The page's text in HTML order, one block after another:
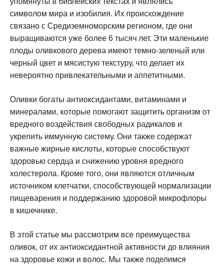
символом мира и изобилия. Их происхождение
связано с Средиземноморским регионом, где они
выращиваются уже более 6 тысяч лет. Эти маленькие
плоды оливкового дерева имеют темно-зеленый или
черный цвет и мясистую текстуру, что делает их
невероятно привлекательными и аппетитными.
Оливки богаты антиоксидантами, витаминами и
минералами, которые помогают защитить организм от
вредного воздействия свободных радикалов и
укрепить иммунную систему. Они также содержат
важные жирные кислоты, которые способствуют
здоровью сердца и снижению уровня вредного
холестерола. Кроме того, они являются отличным
источником клетчатки, способствующей нормализации
пищеварения и поддержанию здоровой микрофлоры
в кишечнике.
В этой статье мы рассмотрим все преимущества
оливок, от их антиоксидантной активности до влияния
на здоровье кожи и волос. Мы также поделимся